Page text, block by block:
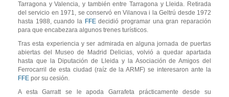
Tarragona y Valencia, y también entre Tarragona y Lleida. Retirada
del servicio en 1971, se conservó en Vilanova i la Geltrú desde 1972
hasta 1988, cuando la FFEdecidió programar una gran reparación
para que encabezara algunos trenes turísticos.
Tras esta experiencia y ser admirada en alguna jornada de puertas
abiertas del Museo de Madrid Delicias, volvió a quedar apartada
hasta que la Diputación de Lleida y la Asociación de Amigos del
Ferrocarril de esta ciudad (raíz de la ARMF) se interesaron ante la
FFE por su cesión.
A esta Garratt se le apoda Garrafeta prácticamente desde su